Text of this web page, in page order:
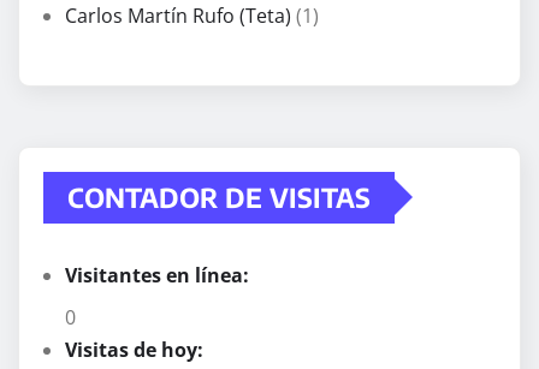
Carlos Martín Rufo (Teta) (1)
CONTADOR DE VISITAS
Visitantes en línea:
0
Visitas de hoy: